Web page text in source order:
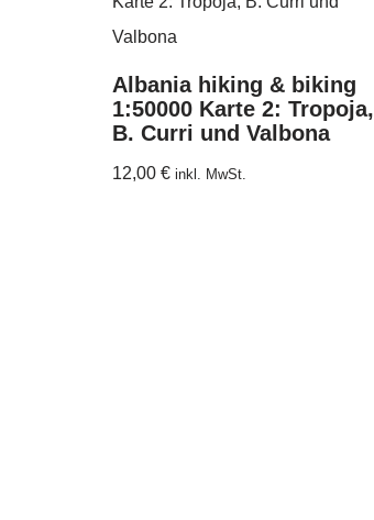
Albania hiking & biking
1:50000 Karte 2: Tropoja,
B. Curri und Valbona
12,00 € inkl. MwSt.